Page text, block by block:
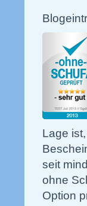
Lage
seit
ohne
Option